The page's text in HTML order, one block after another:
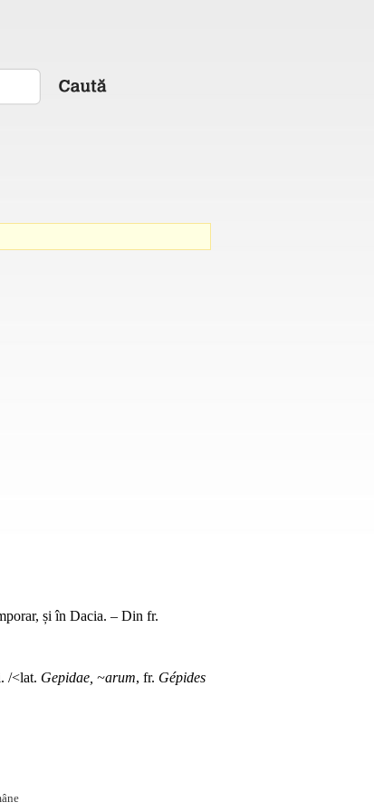
și în Dacia. – Din fr.
/<lat. Gepidae, ~arum, fr. Gépides